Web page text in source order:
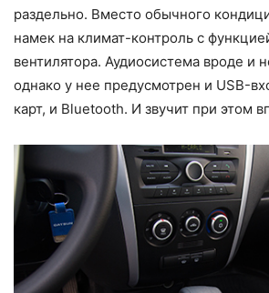
раздельно. Вместо обычного
намек на климат-контроль с
вентилятора. Аудиосистема вроде и
однако у нее предусмотрен и USB-
карт, и Bluetooth. И звучит при этом